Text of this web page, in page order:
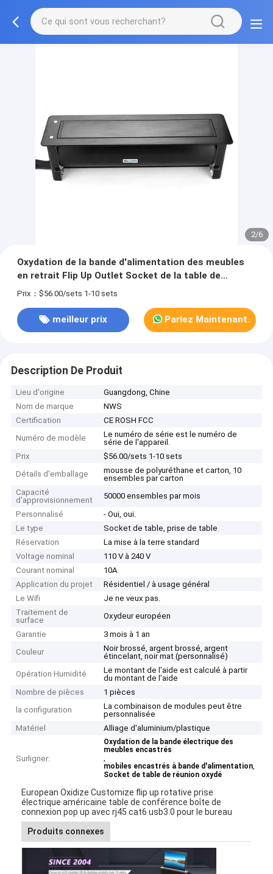
2/6
Oxydation de la bande d'alimentation des meubles
en retrait Flip Up Outlet Socket de la table de
réunion
Prix：$56.00/sets 1-10 sets
meilleur prix Parlez Maintenant.
Description De Produit
Lieu d'origine
Guangdong, Chine
Nom de marque
NWS
Certification
CE ROSH FCC
Numéro de modèle
Le numéro de série est le numéro de
série de l'appareil.
Prix
$56.00/sets 1-10 sets
Détails d'emballage
mousse de polyuréthane et carton, 10
ensembles par carton
Capacité
d'approvisionnement
50000 ensembles par mois
Personnalisé
- Oui, oui.
Le type
Socket de table, prise de table
Réservation
La mise à la terre standard
Voltage nominal
110 V à 240 V
Courant nominal
10A
Application du projet
Résidentiel / à usage général
Le Wifi
Je ne veux pas.
Traitement de
surface
Oxydeur européen
Garantie
3 mois à 1 an
Couleur
Noir brossé, argent brossé, argent
étincelant, noir mat (personnalisé)
Opération Humidité
Le montant de l'aide est calculé à partir
du montant de l'aide
Nombre de pièces
1 pièces
la configuration
La combinaison de modules peut être
personnalisée
Matériel
Alliage d'aluminium/plastique
Surligner:
Oxydation de la bande électrique des
meubles encastrés
,
mobiles encastrés à bande d'alimentation,
Socket de table de réunion oxydé
European Oxidize Customize flip up rotative prise
électrique américaine table de conférence boîte de
connexion pop up avec rj45 cat6 usb3.0 pour le bureau
Produits connexes